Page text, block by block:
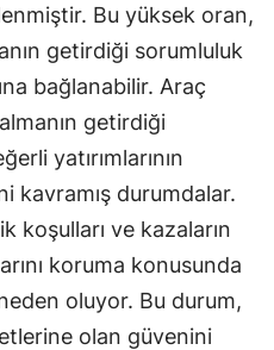
Isparta
Mersin
İstanbul
Kars
Kastamonu
Kayseri
Bu yüksek oran,
getirdiği sorumluluk
bağlanabilir. Araç
getirdiği
yatırımlarının
kavramış durumdalar.
koşulları ve kazaların
koruma konusunda
oluyor. Bu durum,
olan güvenini